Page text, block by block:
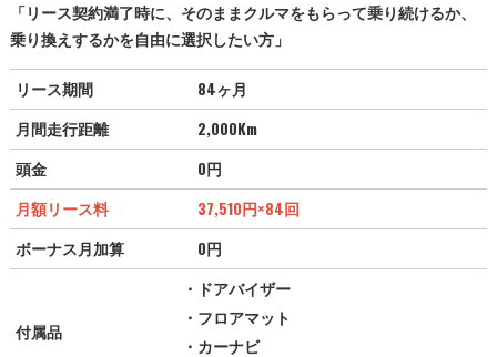
「リース契約満了時に、そのままクルマをもらって乗り続けるか、
乗り換えするかを自由に選択したい方」
リース期間
84ヶ月
月間走行距離
2,000Km
頭金
0円
月額リース料
37,510円×84回
ボーナス月加算
0円
付属品
・ドアバイザー
・フロアマット
・カーナビ